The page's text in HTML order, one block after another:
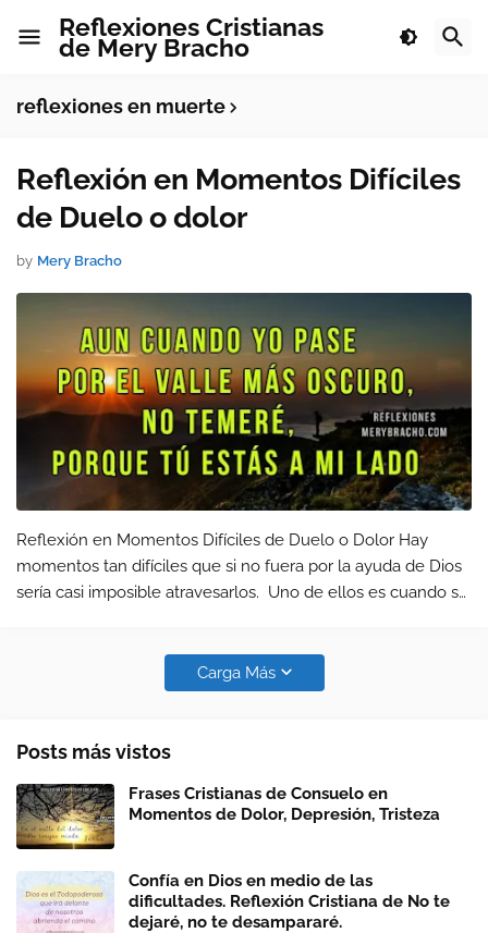
Reflexiones Cristianas
de Mery Bracho
reflexiones en muerte
Reflexión en Momentos Difíciles
de Duelo o dolor
by Mery Bracho
Reflexión en Momentos Difíciles de Duelo o Dolor Hay
momentos tan difíciles que si no fuera por la ayuda de Dios
sería casi imposible atravesarlos. Uno de ellos es cuando se
Carga Más
Posts más vistos
Frases Cristianas de Consuelo en
Momentos de Dolor, Depresión, Tristeza
Confía en Dios en medio de las
dificultades. Reflexión Cristiana de No te
dejaré, no te desampararé.